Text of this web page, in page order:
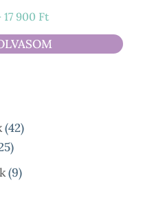
17 900 FtÁrtartomány:
4
590 Ft
4242
25
Termék
99